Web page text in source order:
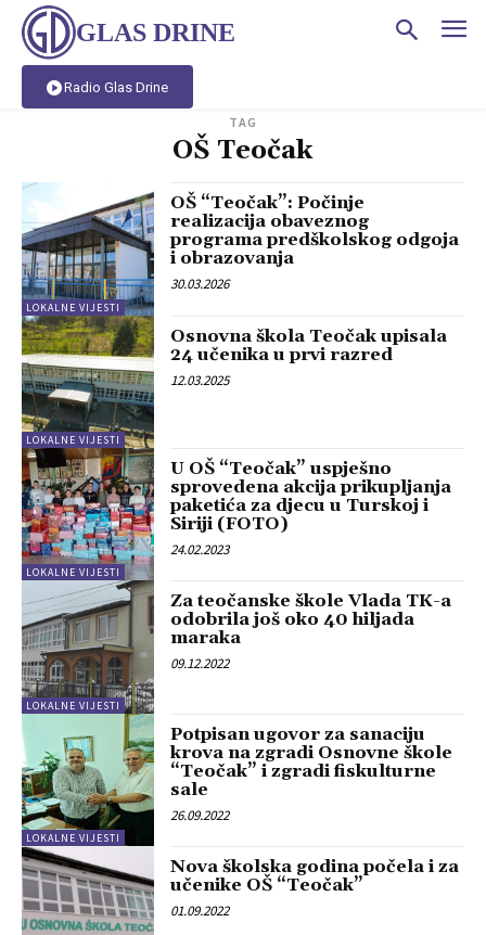
GLAS DRINE
Radio Glas Drine
TAG
OŠ Teočak
LOKALNE VIJESTI
OŠ “Teočak”: Počinje
realizacija obaveznog
programa predškolskog odgoja
i obrazovanja
30.03.2026
LOKALNE VIJESTI
Osnovna škola Teočak upisala
24 učenika u prvi razred
12.03.2025
LOKALNE VIJESTI
U OŠ “Teočak” uspješno
sprovedena akcija prikupljanja
paketića za djecu u Turskoj i
Siriji (FOTO)
24.02.2023
LOKALNE VIJESTI
Za teočanske škole Vlada TK-a
odobrila još oko 40 hiljada
maraka
09.12.2022
LOKALNE VIJESTI
Potpisan ugovor za sanaciju
krova na zgradi Osnovne škole
“Teočak” i zgradi fiskulturne
sale
26.09.2022
Nova školska godina počela i za
učenike OŠ “Teočak”
01.09.2022